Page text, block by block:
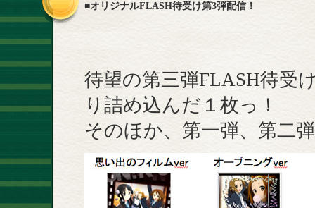
■オリジナルFLASH待受け第3弾配信！
待望の第三弾FLASH待
り詰め込んだ１枚っ！
そのほか、第一弾、第二